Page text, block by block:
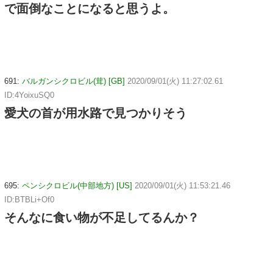
で面倒なことになると思うよ。
691: バルガンシクロビル(茸) [GB] 2020/09/01(火) 11:27:02.61
ID:4YoixuSQ0
愛犬の首が用水路で見つかりそう
695: ペンシクロビル(中部地方) [US] 2020/09/01(火) 11:53:21.46
ID:BTBLi+Of0
そんなに食い物が不足してるんか？